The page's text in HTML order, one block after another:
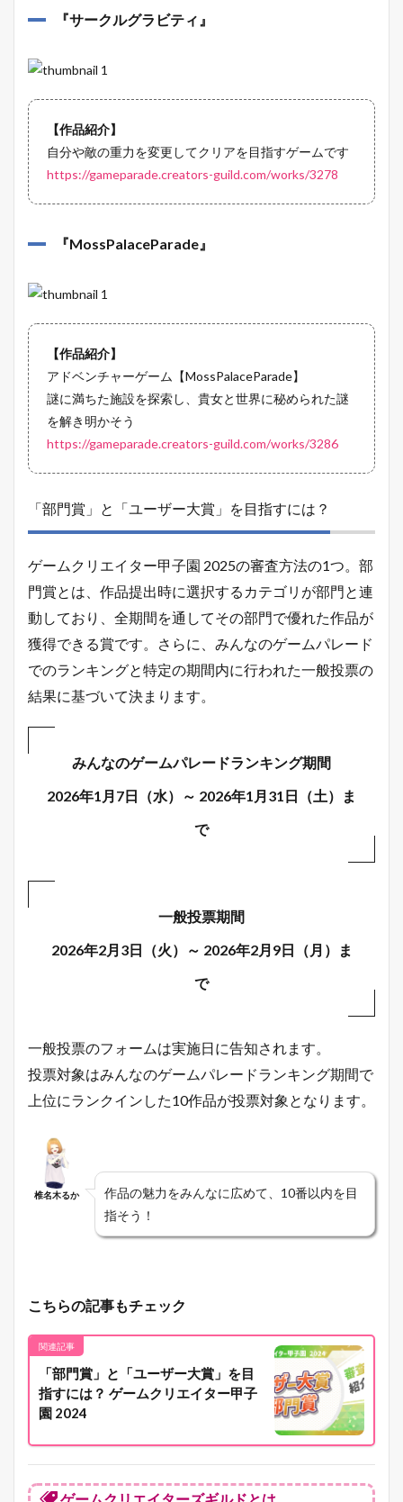
『サークルグラビティ 』
【作品紹介】
自分や敵の重力を変更してクリアを目指すゲームです
https://gameparade.creators-guild.com/works/3278
『MossPalaceParade 』
【作品紹介】
アドベンチャーゲーム【MossPalaceParade】
謎に満ちた施設を探索し、貴女と世界に秘められた謎
を解き明かそう
https://gameparade.creators-guild.com/works/3286
「部門賞」と「ユーザー大賞」を目指すには？
ゲームクリエイター甲子園 2025の審査方法の1つ。部
門賞とは、作品提出時に選択するカテゴリが部門と連
動しており、全期間を通してその部門で優れた作品が
獲得できる賞です。さらに、みんなのゲームパレード
でのランキングと特定の期間内に行われた一般投票の
結果に基づいて決まります。
みんなのゲームパレードランキング期間
2026年1月7日（水）～ 2026年1月31日（土）ま
で
一般投票期間
2026年2月3日（火）～ 2026年2月9日（月）ま
で
一般投票のフォームは実施日に告知されます。
投票対象はみんなのゲームパレードランキング期間で
上位にランクインした10作品が投票対象となります。
椎名木るか
作品の魅力をみんなに広めて、10番以内を目
指そう！
こちらの記事もチェック
関連記事
「部門賞」と「ユーザー大賞」を目
指すには？ ゲームクリエイター甲子
園 2024